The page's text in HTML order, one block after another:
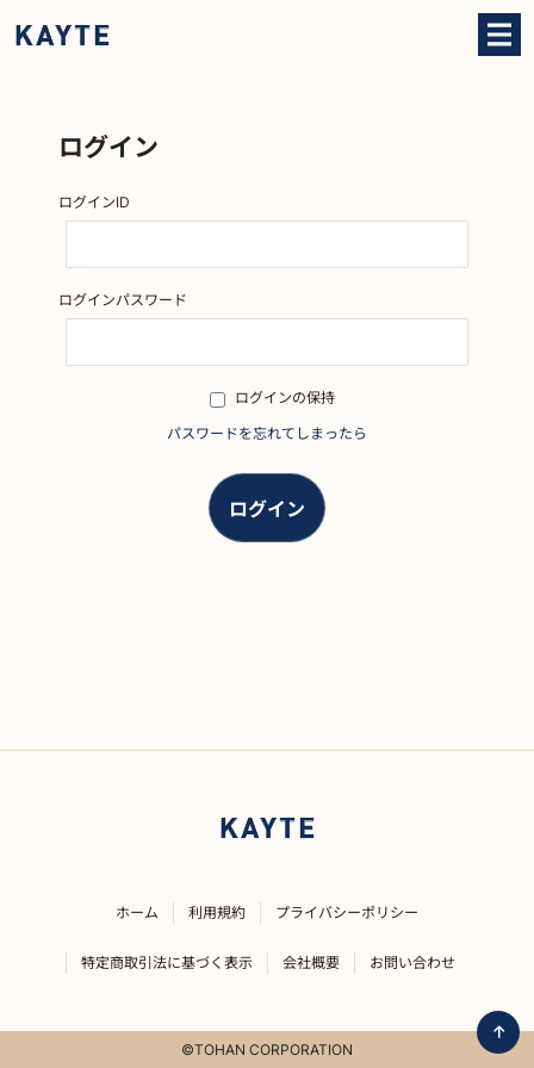
ログイン
ログインID
ログインパスワード
ログインの保持
パスワードを忘れてしまったら
ログイン
ホーム 利用規約 プライバシーポリシー
特定商取引法に基づく表示 会社概要 お問い合わせ
©TOHAN CORPORATION